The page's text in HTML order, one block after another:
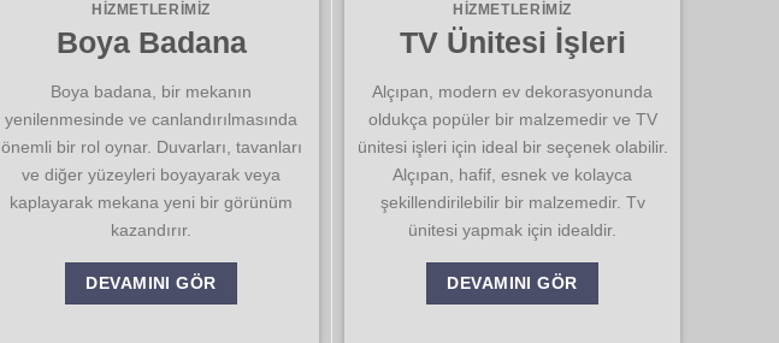
HIZMETLERIMIZ
Boya Badana
Boya badana, bir mekanın
yenilenmesinde ve canlandırılmasında
önemli bir rol oynar. Duvarları, tavanları
ve diğer yüzeyleri boyayarak veya
kaplayarak mekana yeni bir görünüm
kazandırır.
DEVAMINI GÖR
HIZMETLERIMIZ
TV Ünitesi İşleri
Alçıpan, modern ev dekorasyonunda
oldukça popüler bir malzemedir ve TV
ünitesi işleri için ideal bir seçenek olabilir.
Alçıpan, hafif, esnek ve kolayca
şekillendirilebilir bir malzemedir. Tv
ünitesi yapmak için idealdir.
DEVAMINI GÖR